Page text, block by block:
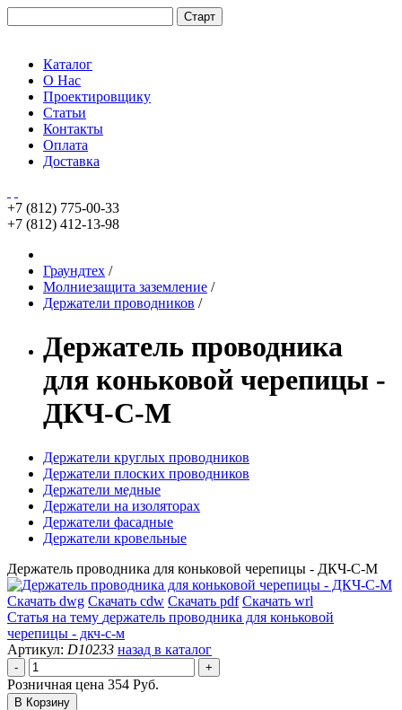
Каталог
О Нас
Проектировщику
Статьи
Контакты
Оплата
Доставка
+7 (812) 775-00-33
+7 (812) 412-13-98
Граундтех /
Молниезащита заземление /
Держатели проводников /
Держатель проводника
для коньковой черепицы -
ДКЧ-С-М
Держатели круглых проводников
Держатели плоских проводников
Держатели медные
Держатели на изоляторах
Держатели фасадные
Держатели кровельные
Держатель проводника для коньковой черепицы - ДКЧ-С-М
Скачать dwg Скачать cdw Скачать pdf Скачать wrl
Статья на тему держатель проводника для коньковой
черепицы - дкч-с-м
Артикул: D10233 назад в каталог
Розничная цена 354 Руб.